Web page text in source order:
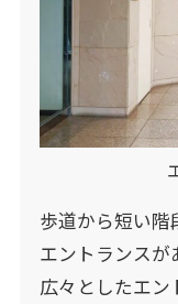
歩道から短い階
エントランスが
広々としたエン